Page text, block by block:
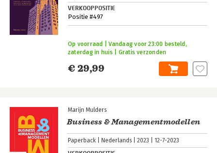
VERKOOPPOSITIE
Positie #497
€ 29,99
Op voorraad | Vandaag voor 23:00 besteld,
zaterdag in huis | Gratis verzonden
Marijn Mulders
Business & Managementmodellen
Paperback Nederlands 2023 12-7-2023